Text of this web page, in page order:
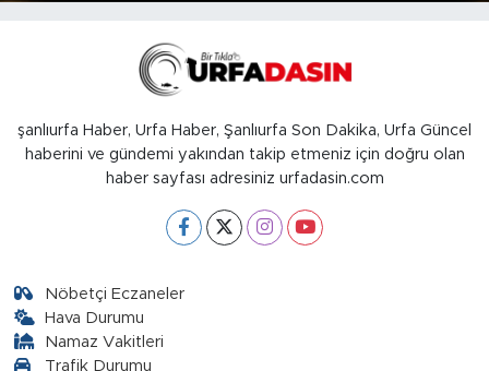
şanlıurfa Haber, Urfa Haber, Şanlıurfa Son Dakika, Urfa Güncel
haberini ve gündemi yakından takip etmeniz için doğru olan
haber sayfası adresiniz urfadasin.com
Nöbetçi Eczaneler
Hava Durumu
Namaz Vakitleri
Trafik Durumu